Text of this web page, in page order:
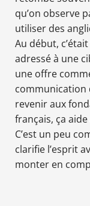
qu’on observe
utiliser des
Au début,
adressé à une
une offre
communication
revenir aux
français, ça
C’est un peu
clarifie l’esprit
monter en